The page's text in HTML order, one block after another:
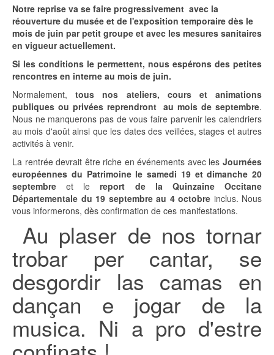
Notre reprise va se faire progressivement avec la
réouverture du musée et de l'exposition temporaire dès le
mois de juin par petit groupe et avec les mesures sanitaires
en vigueur actuellement.
Si les conditions le permettent, nous espérons des petites
rencontres en interne au mois de juin.
Normalement, tous nos ateliers, cours et animations
publiques ou privées reprendront au mois de septembre.
Nous ne manquerons pas de vous faire parvenir les calendriers
au mois d'août ainsi que les dates des veillées, stages et autres
activités à venir.
La rentrée devrait être riche en événements avec les Journées
européennes du Patrimoine le samedi 19 et dimanche 20
septembre et le report de la Quinzaine Occitane
Départementale du 19 septembre au 4 octobre inclus. Nous
vous informerons, dès confirmation de ces manifestations.
Au plaser de nos tornar
trobar per cantar, se
desgordir las camas en
dançan e jogar de la
musica. Ni a pro d'estre